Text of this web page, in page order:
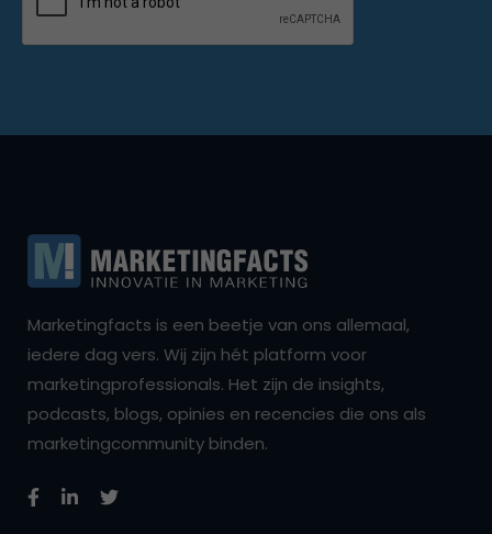
Marketingfacts is een beetje van ons allemaal,
iedere dag vers. Wij zijn hét platform voor
marketingprofessionals. Het zijn de insights,
podcasts, blogs, opinies en recencies die ons als
marketingcommunity binden.